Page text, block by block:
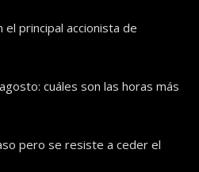
principal accionista de
cuáles son las horas más
pero se resiste a ceder el